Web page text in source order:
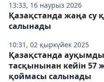
13:33, 16 наурыз 2026
10:31, 02 қыркүйек 2025
Қазақстанда жаңа су
салынады
Қазақстанда
тасқынынан кейін 57
қоймасы салынады